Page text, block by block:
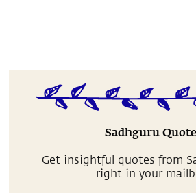
Sadhguru
Get insightful quotes from
right in your